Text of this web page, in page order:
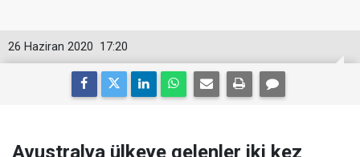
17:20
26 Haziran 2020
Avustralya ülkeye gelenler iki kez